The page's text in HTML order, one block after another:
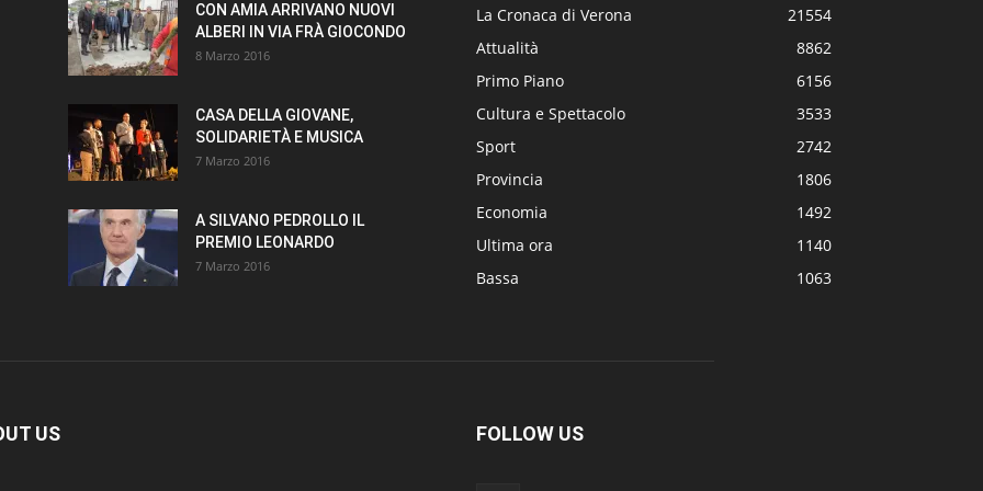
CON AMIA ARRIVANO NUOVI
ALBERI IN VIA FRÀ GIOCONDO
8 Marzo 2016
CASA DELLA GIOVANE,
SOLIDARIETÀ E MUSICA
7 Marzo 2016
A SILVANO PEDROLLO IL
PREMIO LEONARDO
7 Marzo 2016
La Cronaca di Verona
21554
Attualità
8862
Primo Piano
6156
Cultura e Spettacolo
3533
Sport
2742
Provincia
1806
Economia
1492
Ultima ora
1140
Bassa
1063
US FOLLOW US